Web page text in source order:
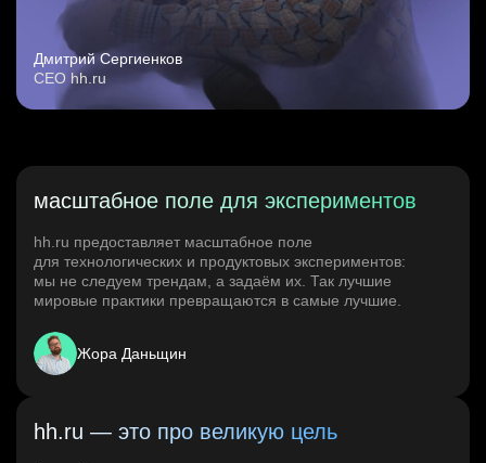
Дмитрий Сергиенков
CEO hh.ru
масштабное поле для экспериментов
hh.ru предоставляет масштабное поле
для технологических и продуктовых экспериментов:
мы не следуем трендам, а задаём их. Так лучшие
мировые практики превращаются в самые лучшие.
Жора Даньщин
hh.ru — это про великую цель